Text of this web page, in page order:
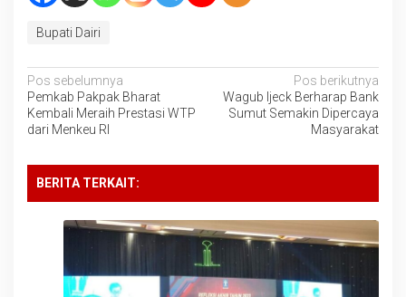
Bupati Dairi
Navigasi
pos
Pos sebelumnya
Pemkab Pakpak Bharat
Kembali Meraih Prestasi WTP
dari Menkeu RI
Pos berikutnya
Wagub Ijeck Berharap Bank
Sumut Semakin Dipercaya
Masyarakat
BERITA TERKAIT: